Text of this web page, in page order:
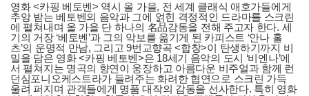
영화 <카핑 베토벤> 역시 올 가을, 전 세계 클래식 애호가들에게
추앙 받는 베토벤의 음악과 그에 얽힌 격정적인 드라마를 스크린
에 펼쳐내며 올 가을 단 하나의 名品감동을 전해 주고자 한다. 세
기의 거장 ‘베토벤’과 그의 악보를 옮기게 된 카피스트 ‘안나 홀
츠’의 운명적 만남, 그리고 9번교향곡 <합창>이 탄생하기까지 비
밀을 담은 영화 <카핑 베토벤>은 18세기 음악의 도시 ‘비엔나’에
서 펼쳐지는 명곡의 향연이 웅장하고 아름다운 비주얼과 함께 런
던심포니오케스트라가 들려주는 화려한 협연으로 스크린 가득
울려 퍼지며 관객들에게 명품 대작의 감동을 선사한다. 특히 영화